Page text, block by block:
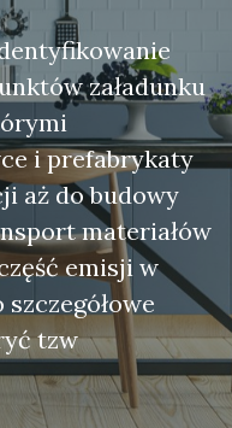
załadunku
i prefabrykaty
aż do budowy
materiałów
emisji w
tzw